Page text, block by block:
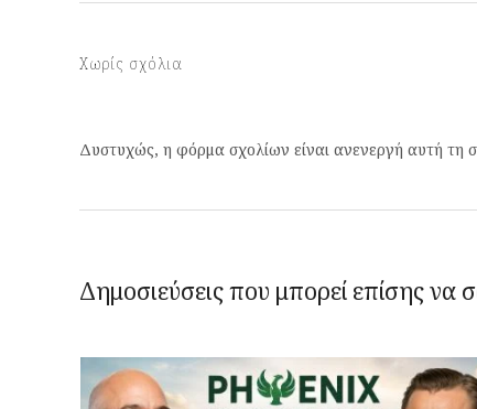
Χωρίς σχόλια
Δυστυχώς, η φόρμα σχολίων είναι ανενεργή αυτή τη
Δημοσιεύσεις που μπορεί επίσης να